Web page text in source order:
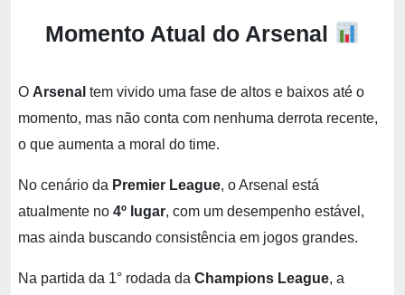
Momento Atual do Arsenal
O Arsenal tem vivido uma fase de altos e baixos até o
momento, mas não conta com nenhuma derrota recente,
o que aumenta a moral do time.
No cenário da Premier League, o Arsenal está
atualmente no 4º lugar, com um desempenho estável,
mas ainda buscando consistência em jogos grandes.
Na partida da 1° rodada da Champions League, a